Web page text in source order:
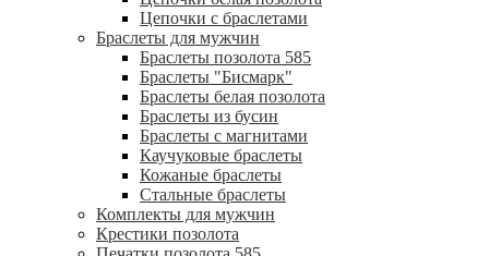
Цепочки с браслетами
Браслеты для мужчин
Браслеты позолота 585
Браслеты "Бисмарк"
Браслеты белая позолота
Браслеты из бусин
Браслеты с магнитами
Каучуковые браслеты
Кожаные браслеты
Стальные браслеты
Комплекты для мужчин
Крестики позолота